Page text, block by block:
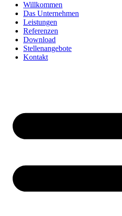
Willkommen
Das Unternehmen
Leistungen
Referenzen
Download
Stellenangebote
Kontakt